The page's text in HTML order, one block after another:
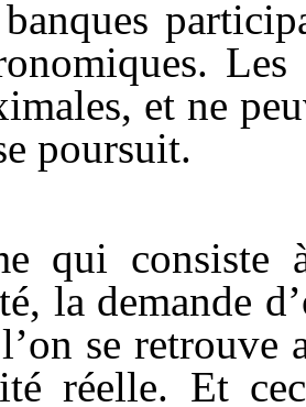
et ne
poursuit.
qui consiste
la demande d’
se retrouve
réelle. Et